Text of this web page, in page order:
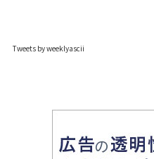
Tweets by weeklyascii